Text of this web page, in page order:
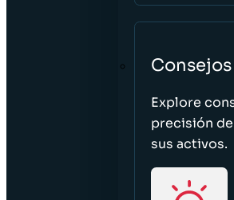
Explore
precisión
sus activos.